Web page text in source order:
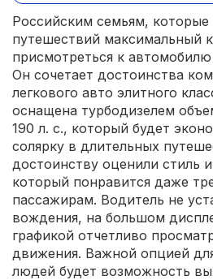
Российским семьям,
путешествий максимальный
присмотреться к автомобилю
Он сочетает достоинства
легкового авто элитного
оснащена турбодизелем
190 л. с., который будет
солярку в длительных
достоинству оценили стиль
который понравится даже
пассажирам. Водитель не
вождения, на большом
графикой отчетливо
движения. Важной опцией
людей будет возможность